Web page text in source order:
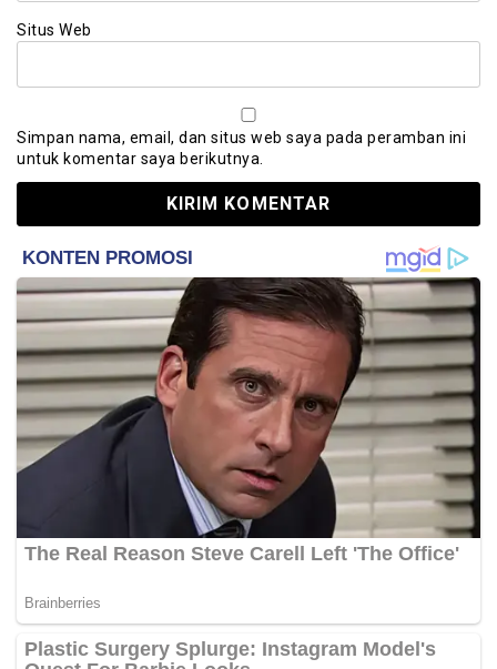
Situs Web
Simpan nama, email, dan situs web saya pada peramban ini
untuk komentar saya berikutnya.